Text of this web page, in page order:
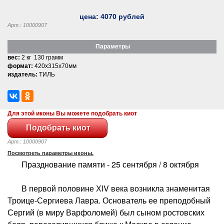
цена: 4070 рублей
Арт.: 10000907
Параметры
вес: 2 кг 130 грамм
формат: 420x315x70мм
издатель: ТИЛЬ
Для этой иконы Вы можете подобрать киот
Арт.: 10000907
Посмотреть параметры иконы.
Празднование памяти - 25 сентября / 8 октября
В первой половине ХIV века возникла знаменитая
Троице-Сергиева Лавра. Основатель ее преподобный
Сергий (в миру Варфоломей) был сыном ростовских